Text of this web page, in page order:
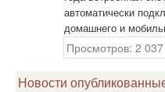
автоматически
домашнего и
Просмотров: 2 037
Новости